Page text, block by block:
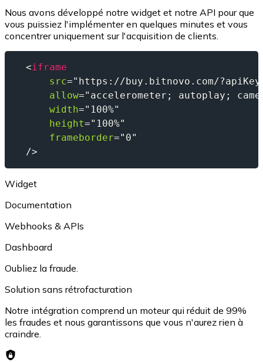
Litecoin
LTC
XRP
XRP
Voir toutes
Coupons crypto
Achetez des cryptomonnaies en espèces et d'autres
Nous avons développé notre widget et notre API pour que
vous puissiez l'implémenter en quelques minutes et vous
concentrer uniquement sur l'acquisition de clients.
  <
iframe
      src
=" https://buy.bitnovo.com/
      allow
=" accelerometer; autoplay;
      width
=" 100%"
      height
=" 100%"
      frameborder
=" 0"
  />
Widget
Documentation
Webhooks & APIs
Dashboard
Oubliez la fraude.
Solution sans rétrofacturation
Notre intégration comprend un moteur qui réduit de 99%
les fraudes et nous garantissons que vous n'aurez rien à
craindre.